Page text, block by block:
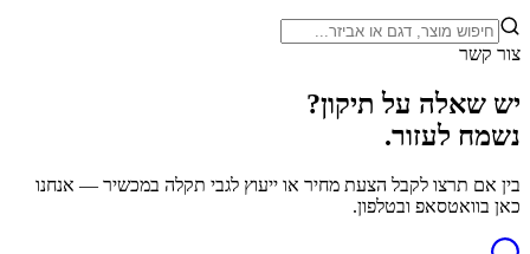
צור קשר
יש שאלה על תיקון?
נשמח לעזור.
בין אם תרצו לקבל הצעת מחיר או ייעוץ לגבי תקלה במכשיר — אנחנו
כאן בוואטסאפ ובטלפון.